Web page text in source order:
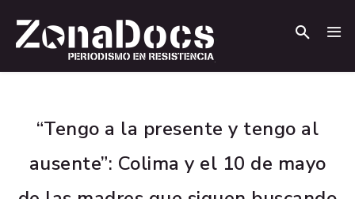
“Tengo a la presente y tengo al
ausente”: Colima y el 10 de mayo